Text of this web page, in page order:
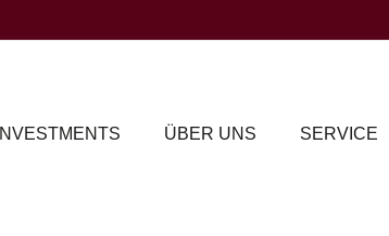
INVESTMENTS ÜBER UNS SERVICE